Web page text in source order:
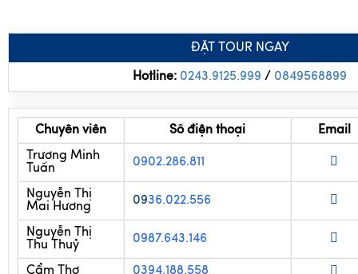
ĐẶT TOUR NGAY
Hotline:0243.9125.999/0849568899
Chuyên viên Số điện thoại
Email
Trương Minh
Tuấn
Nguyễn Thị
Mai Hương
Nguyễn Thị
Thu Thuỷ